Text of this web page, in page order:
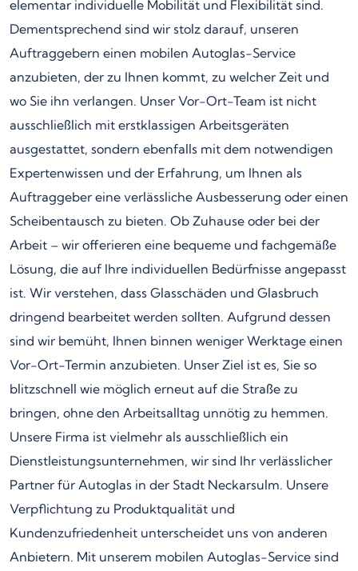
elementar individuelle Mobilität und Flexibilität sind.
Dementsprechend sind wir stolz darauf, unseren
Auftraggebern einen mobilen Autoglas-Service
anzubieten, der zu Ihnen kommt, zu welcher Zeit und
wo Sie ihn verlangen. Unser Vor-Ort-Team ist nicht
ausschließlich mit erstklassigen Arbeitsgeräten
ausgestattet, sondern ebenfalls mit dem notwendigen
Expertenwissen und der Erfahrung, um Ihnen als
Auftraggeber eine verlässliche Ausbesserung oder einen
Scheibentausch zu bieten. Ob Zuhause oder bei der
Arbeit – wir offerieren eine bequeme und fachgemäße
Lösung, die auf Ihre individuellen Bedürfnisse angepasst
ist. Wir verstehen, dass Glasschäden und Glasbruch
dringend bearbeitet werden sollten. Aufgrund dessen
sind wir bemüht, Ihnen binnen weniger Werktage einen
Vor-Ort-Termin anzubieten. Unser Ziel ist es, Sie so
blitzschnell wie möglich erneut auf die Straße zu
bringen, ohne den Arbeitsalltag unnötig zu hemmen.
Unsere Firma ist vielmehr als ausschließlich ein
Dienstleistungsunternehmen, wir sind Ihr verlässlicher
Partner für Autoglas in der Stadt Neckarsulm. Unsere
Verpflichtung zu Produktqualität und
Kundenzufriedenheit unterscheidet uns von anderen
Anbietern. Mit unserem mobilen Autoglas-Service sind